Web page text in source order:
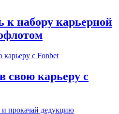
к набору карьерной
свою карьеру с